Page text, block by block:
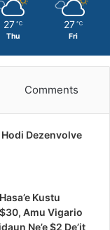
27 ℃
Thu
27 ℃
Fri
Comments
Dezenvolve
Kustu
Amu Vigario
Ne’e $2 De’it